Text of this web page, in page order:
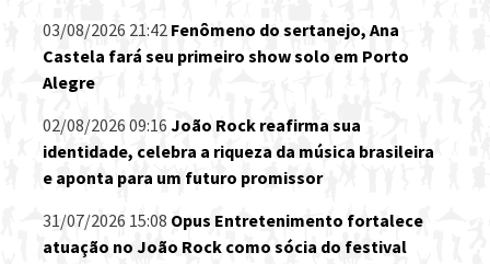
03/08/2026 21:42 Fenômeno do sertanejo, Ana
Castela fará seu primeiro show solo em Porto
Alegre
02/08/2026 09:16 João Rock reafirma sua
identidade, celebra a riqueza da música brasileira
e aponta para um futuro promissor
31/07/2026 15:08 Opus Entretenimento fortalece
atuação no João Rock como sócia do festival